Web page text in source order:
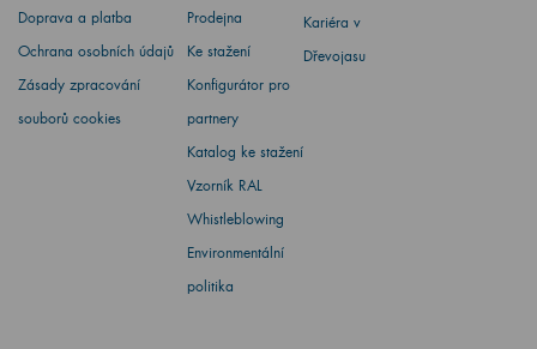
Doprava a platba
Ochrana osobních údajů
Zásady zpracování
souborů cookies
Prodejna
Ke stažení
Konfigurátor pro
partnery
Katalog ke stažení
Vzorník RAL
Whistleblowing
Environmentální
politika
Kariéra v
Dřevojasu